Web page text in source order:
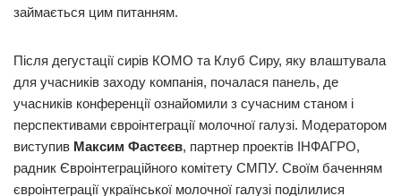
займається цим питанням.
Після дегустації сирів КОМО та Клуб Сиру, яку влаштувала
для учасників заходу компанія, почалася панель, де
учасників конференції ознайомили з сучасним станом і
перспективами євроінтеграції молочної галузі. Модератором
виступив Максим Фастєєв, партнер проектів ІНФАГРО,
радник Євроінтеграційного комітету СМПУ. Своїм баченням
євроінтеграції української молочної галузі поділилися